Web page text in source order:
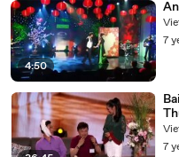
4:50
7
7